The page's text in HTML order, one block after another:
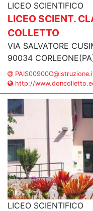
LICEO SCIENTIFICO
LICEO SCIENT.
COLLETTO
VIA SALVATORE
90034
http://
LICEO SCIENTIFICO